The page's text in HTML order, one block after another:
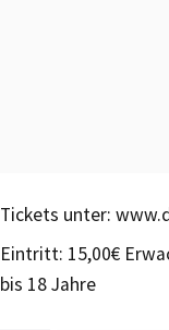
Tickets unter:
Eintritt: 15,00€
bis 18 Jahre